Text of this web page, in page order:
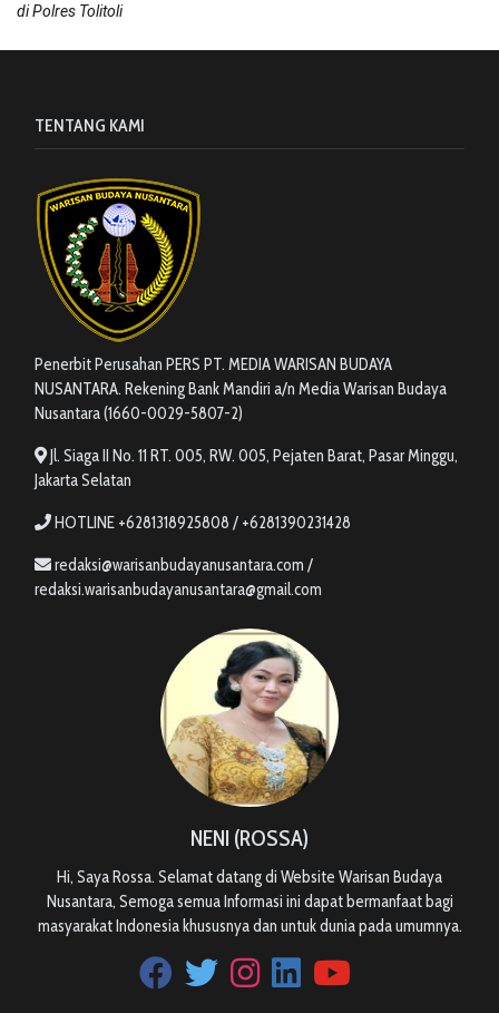
di Polres Tolitoli
TENTANG KAMI
Penerbit Perusahan PERS PT. MEDIA WARISAN BUDAYA
NUSANTARA. Rekening Bank Mandiri a/n Media Warisan Budaya
Nusantara (1660-0029-5807-2)
Jl. Siaga II No. 11 RT. 005, RW. 005, Pejaten Barat, Pasar Minggu,
Jakarta Selatan
HOTLINE +6281318925808 / +6281390231428
redaksi@warisanbudayanusantara.com /
redaksi.warisanbudayanusantara@gmail.com
NENI (ROSSA)
Hi, Saya Rossa. Selamat datang di Website Warisan Budaya
Nusantara, Semoga semua Informasi ini dapat bermanfaat bagi
masyarakat Indonesia khususnya dan untuk dunia pada umumnya.